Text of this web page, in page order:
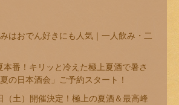
はおでん好きにも人気｜一人飲み・二
本番！キリッと冷えた極上夏酒で暑さ
の日本酒会」ご予約スタート！
（土）開催決定！極上の夏酒＆最高峰